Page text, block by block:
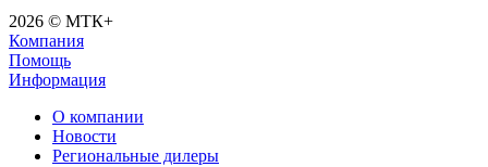
2026 © МТК+
Компания
Помощь
Информация
О компании
Новости
Региональные дилеры